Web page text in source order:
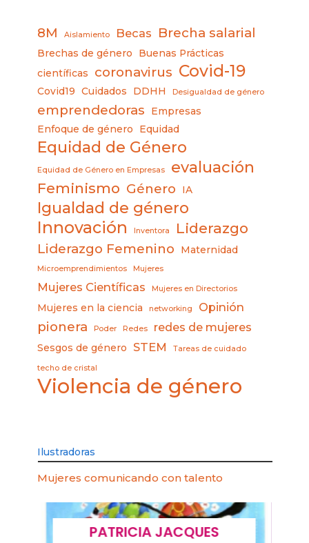
8M Aislamiento Becas Brecha salarial
Brechas de género
Buenas Prácticas
científicas
coronavirus Covid-19
Covid19 Cuidados DDHH Desigualdad de género
emprendedoras
Empresas
Enfoque de género
Equidad
Equidad de Género
Equidad de Género en Empresas evaluación
Feminismo Género IA
Igualdad de género
Innovación Inventora Liderazgo
Liderazgo Femenino Maternidad
Microemprendimientos Mujeres
Mujeres Científicas Mujeres en Directorios
Mujeres en la ciencia networking Opinión
pionera Poder Redes redes de mujeres
Sesgos de género STEM Tareas de cuidado
techo de cristal
Violencia de género
Ilustradoras
Mujeres comunicando con talento
PATRICIA JACQUES